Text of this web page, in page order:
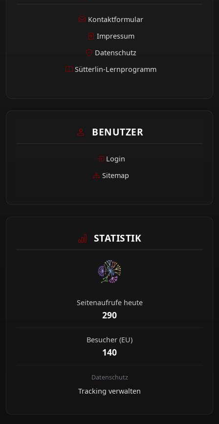
Kontaktformular
Impressum
Datenschutz
Sütterlin-Lernprogramm
BENUTZER
Login
Sitemap
STATISTIK
Seitenaufrufe heute
290
Besucher (EU)
140
Datenschutz
Tracking verwalten